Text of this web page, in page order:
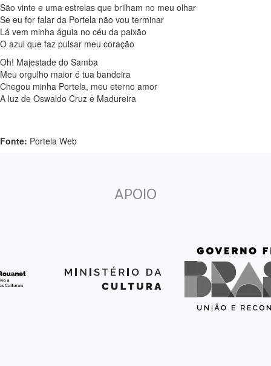
São vinte e uma estrelas que brilham no meu olhar
Se eu for falar da Portela não vou terminar
Lá vem minha águia no céu da paixão
O azul que faz pulsar meu coração
Oh! Majestade do Samba
Meu orgulho maior é tua bandeira
Chegou minha Portela, meu eterno amor
A luz de Oswaldo Cruz e Madureira
Fonte: Portela Web
APOIO